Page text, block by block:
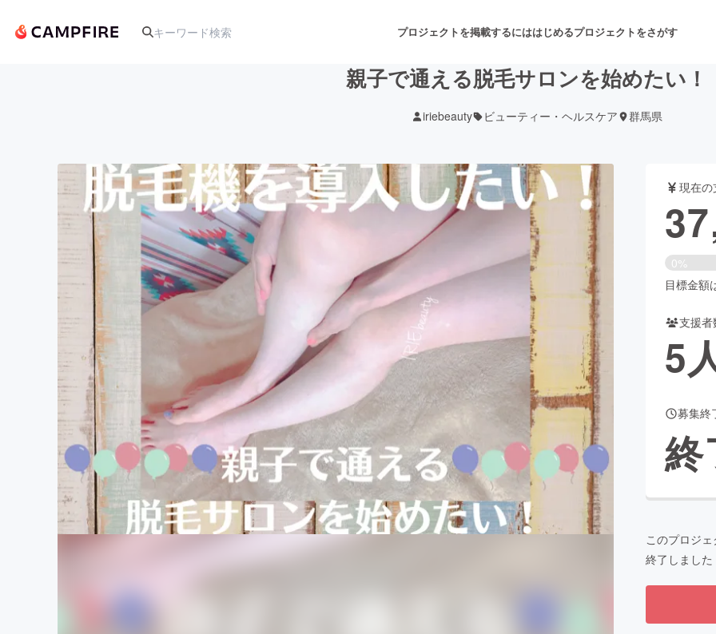
プロジェクトを掲載するにははじめるプロジェクトをさがす
アート・写真 音楽 舞台・パフォーマンス
テクノロジー・ガジェット ゲーム・サービス開発 フード・飲食店
映像・映画 書籍・雑誌出版 アニメ・漫画
ビジネス・起業 チャレンジ ビューティー・ヘルスケ
まちづくり・地域活性化
CAMPFIRE for Social Good
CAMPFIRE Creation
CAMPFIREふるさと納税
machi-yaコミュニティ
親子で通える脱毛サロンを始めたい！
iriebeauty ビューティー・ヘルスケア 群馬県
現在
0%
目標金額
支援者
5
募集終
終
このプロジ
終了しました